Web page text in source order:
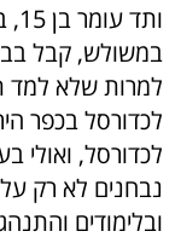
למרות שלא למד
לכדורסל בכפר
לכדורסל, ואולי
נבחנים לא רק